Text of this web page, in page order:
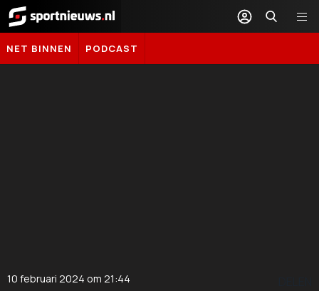
Sportnieuws.nl
NET BINNEN PODCAST
10 februari 2024 om 21:44